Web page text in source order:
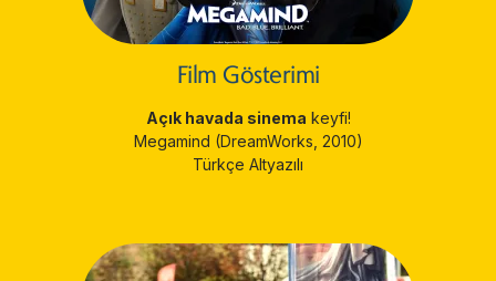
Film Gösterimi
Açık havada sinema keyfi!
Megamind (DreamWorks, 2010)
Türkçe Altyazılı